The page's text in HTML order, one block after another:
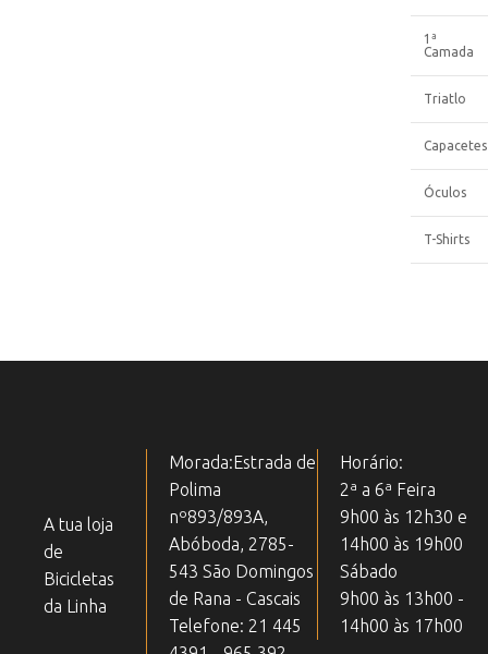
1ª
Camada
Triatlo
Capacetes
Óculos
T-Shirts
A tua loja
de
Bicicletas
da Linha
Horário:
2ª a 6ª Feira
9h00 às 12h30 e
14h00 às 19h00
Sábado
9h00 às 13h00 -
14h00 às 17h00
Morada:Estrada de
Polima
nº893/893A,
Abóboda, 2785-
543 São Domingos
de Rana - Cascais
Telefone: 21 445